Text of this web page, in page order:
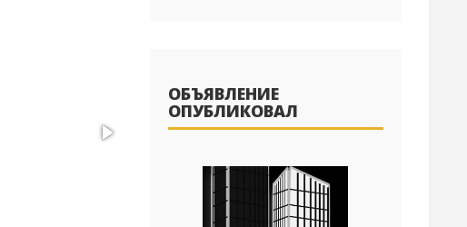
ОБЪЯВЛЕНИЕ
ОПУБЛИКОВАЛ